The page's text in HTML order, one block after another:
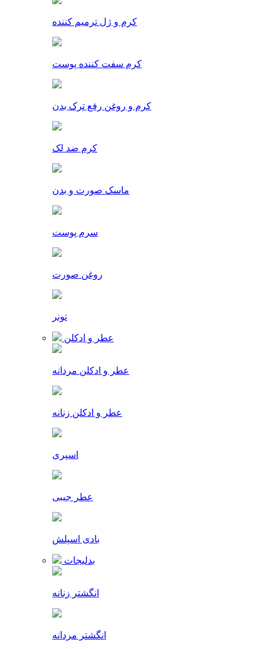
کرم و ژل ترمیم کننده
کرم سفت کننده پوست
کرم و روغن رفع ترک بدن
کرم ضد لک
ماسک صورت و بدن
سرم پوست
روغن صورت
تونر
عطر و ادکلن
عطر و ادکلن مردانه
عطر و ادکلن زنانه
اسپری
عطر جیبی
بادی اسپلش
بدلیجات
انگشتر زنانه
انگشتر مردانه